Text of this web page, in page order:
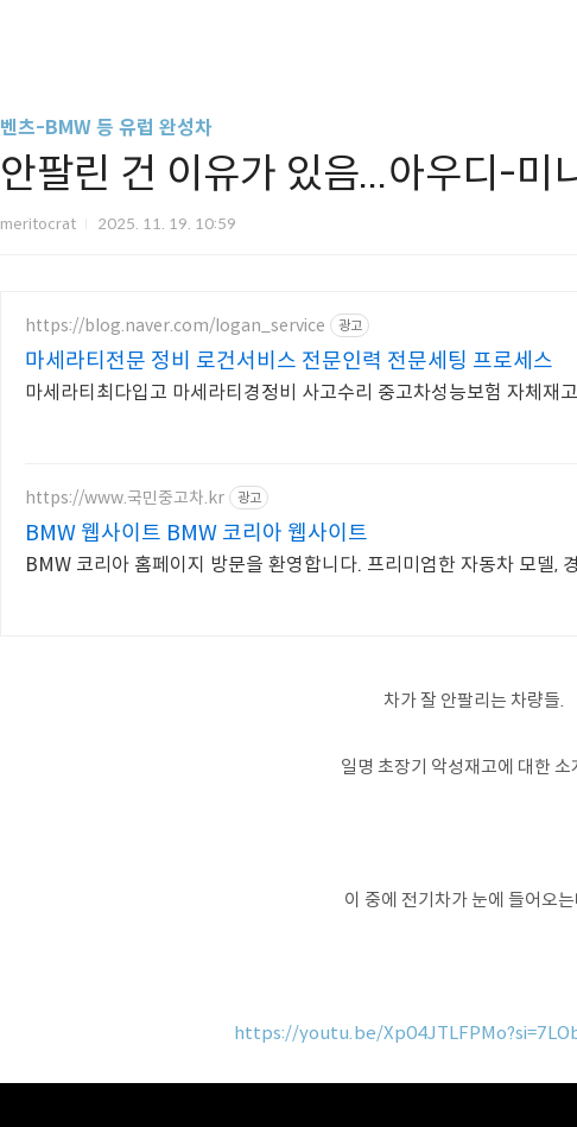
벤츠-BMW 등 유럽 완성차
안팔린 건 이유가 있음...아우디-미
meritocrat 2025. 11. 19. 10:59
https://blog.naver.com/logan_service 광고
마세라티전문 정비 로건서비스 전문인력 전문세팅 프로세스
마세라티최다입고 마세라티경정비 사고수리 중고차성능보험 자체재
https://www.국민중고차.kr 광고
BMW 웹사이트 BMW 코리아 웹사이트
BMW 코리아 홈페이지 방문을 환영합니다. 프리미엄한 자동차 모델,
차가 잘 안팔리는 차량들.
일명 초장기 악성재고에 대한 소
이 중에 전기차가 눈에 들어오
https://youtu.be/